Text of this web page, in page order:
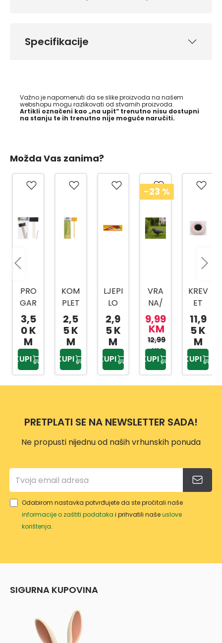
Specifikacije
Važno je napomenuti da se slike proizvoda na našem
webshopu mogu razlikovati od stvarnih proizvoda.
Artikli označeni kao „na upit“ trenutno nisu dostupni
na stanju te ih trenutno nije moguće naručiti.
Možda Vas zanima?
PRO
GAR
DEN
KOM
PLET
ZA
BILJK
E 4/1
CY82
3,5
0 K
M
KUPI
KOM
PLET
ZA
BILJK
E 5/1
CY59
10210
2,5
5 K
M
KUPI
LJEPI
LO
ZA
MIŠE
VE
VP10
05
2,9
5 K
M
KUPI
-23 %
VRA
NA/
GAV
RAN
RAST
JERI
VAČ
PTIC
A
G1315
9,99
KM
12,99
KM
KUPI
KREV
ET
ZA
KUĆ
NOG
LJUBI
MCA
VP114
0
11,9
5 K
M
KUPI
PRETPLATI SE NA NEWSLETTER SADA!
Ne propusti nijednu od naših vrhunskih ponuda
Odabirom nastavka potvrđujete da ste pročitali naše
informacije o zaštiti podataka i prihvatili našeuslove
korištenja.
SIGURNA KUPOVINA